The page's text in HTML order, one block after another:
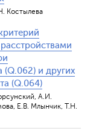
Костылева
(Q.062) и других
(Q.064)
А.И.
Е.В. Млынчик, Т.Н.